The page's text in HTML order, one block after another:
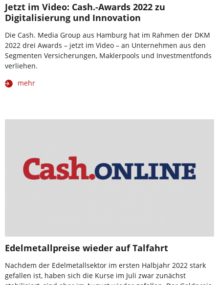
Jetzt im Video: Cash.-Awards 2022 zu
Digitalisierung und Innovation
Die Cash. Media Group aus Hamburg hat im Rahmen der DKM
2022 drei Awards – jetzt im Video – an Unternehmen aus den
Segmenten Versicherungen, Maklerpools und Investmentfonds
verliehen.
mehr
Edelmetallpreise wieder auf Talfahrt
Nachdem der Edelmetallsektor im ersten Halbjahr 2022 stark
gefallen ist, haben sich die Kurse im Juli zwar zunächst